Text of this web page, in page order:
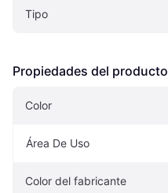
Tipo
Propiedades del producto
Color
Área De Uso
Color del fabricante